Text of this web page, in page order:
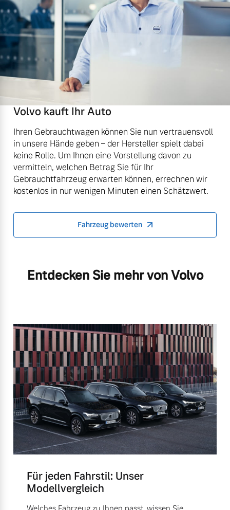
Volvo kauft Ihr Auto
Ihren Gebrauchtwagen können Sie nun vertrauensvoll
in unsere Hände geben – der Hersteller spielt dabei
keine Rolle. Um Ihnen eine Vorstellung davon zu
vermitteln, welchen Betrag Sie für Ihr
Gebrauchtfahrzeug erwarten können, errechnen wir
kostenlos in nur wenigen Minuten einen Schätzwert.
Fahrzeug bewerten
Entdecken Sie mehr von Volvo
Für jeden Fahrstil: Unser
Modellvergleich